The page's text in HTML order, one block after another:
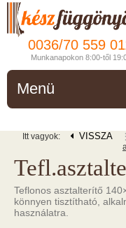
0036/70 559
Munkanapokon 8:00-től
Menü
Itt vagyok: VISSZA ⋮
Teflonos asztalterítő
könnyen tisztítható,
használatra.